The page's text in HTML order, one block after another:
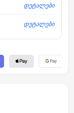
დეტალები
დეტალები